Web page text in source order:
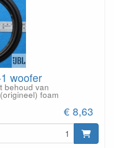
woofer
behoud van
foam
€ 8,63